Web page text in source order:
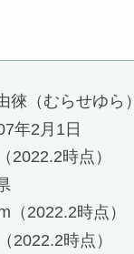
徠（むらせゆら）
年2月1日
2022.2時点）
（2022.2時点）
2022.2時点）